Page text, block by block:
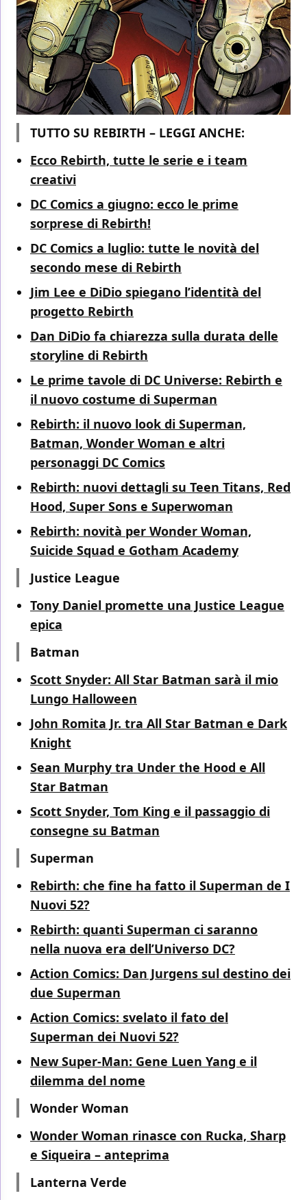
TUTTO SU REBIRTH – LEGGI ANCHE:
Ecco Rebirth, tutte le serie e i team
creativi
DC Comics a giugno: ecco le prime
sorprese di Rebirth!
DC Comics a luglio: tutte le novità del
secondo mese di Rebirth
Jim Lee e DiDio spiegano l’identità del
progetto Rebirth
Dan DiDio fa chiarezza sulla durata delle
storyline di Rebirth
Le prime tavole di DC Universe: Rebirth e
il nuovo costume di Superman
Rebirth: il nuovo look di Superman,
Batman, Wonder Woman e altri
personaggi DC Comics
Rebirth: nuovi dettagli su Teen Titans, Red
Hood, Super Sons e Superwoman
Rebirth: novità per Wonder Woman,
Suicide Squad e Gotham Academy
Justice League
Tony Daniel promette una Justice League
epica
Batman
Scott Snyder: All Star Batman sarà il mio
Lungo Halloween
John Romita Jr. tra All Star Batman e Dark
Knight
Sean Murphy tra Under the Hood e All
Star Batman
Scott Snyder, Tom King e il passaggio di
consegne su Batman
Superman
Rebirth: che fine ha fatto il Superman de I
Nuovi 52?
Rebirth: quanti Superman ci saranno
nella nuova era dell’Universo DC?
Action Comics: Dan Jurgens sul destino dei
due Superman
Action Comics: svelato il fato del
Superman dei Nuovi 52?
New Super-Man: Gene Luen Yang e il
dilemma del nome
Wonder Woman
Wonder Woman rinasce con Rucka, Sharp
e Siqueira – anteprima
Lanterna Verde